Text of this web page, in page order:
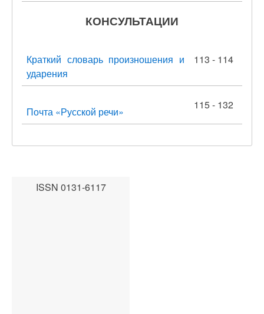
КОНСУЛЬТАЦИИ
Краткий словарь произношения и
ударения
113 - 114
Почта «Русской речи»
115 - 132
ISSN 0131-6117